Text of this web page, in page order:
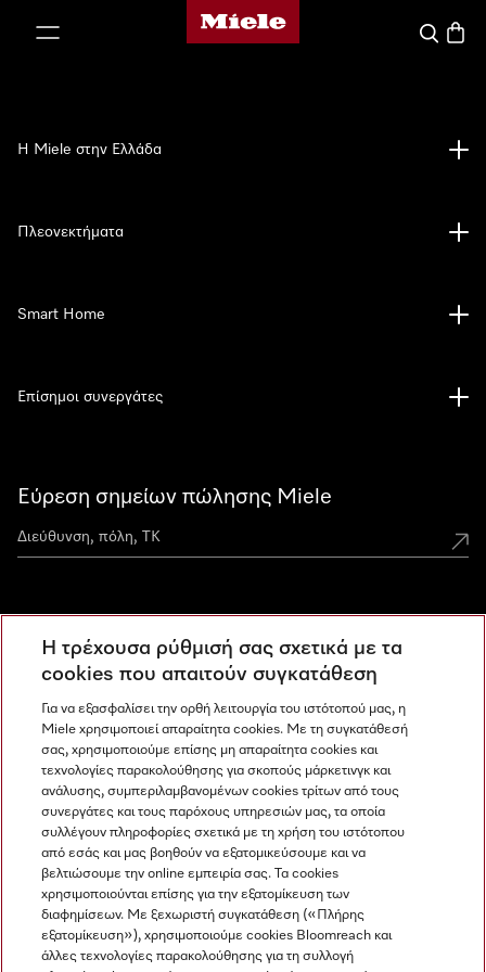
Αρχική σελίδα της Miele
Εύρεση σημείων πώλησης Miele
Ανακαλύψτε τα Miele Experience Center
Newsletter
Η Miele στην Ελλάδα
Πλεονεκτήματα
Smart Home
Επίσημοι συνεργάτες
Miele στο Instagram
Miele στο Facebook
Miele στο Youtube
Η τρέχουσα ρύθμισή σας σχετικά με τα
cookies που απαιτούν συγκατάθεση
Για να εξασφαλίσει την ορθή λειτουργία του ιστότοπού μας, η
Miele χρησιμοποιεί απαραίτητα cookies. Με τη συγκατάθεσή
σας, χρησιμοποιούμε επίσης μη απαραίτητα cookies και
τεχνολογίες παρακολούθησης για σκοπούς μάρκετινγκ και
ανάλυσης, συμπεριλαμβανομένων cookies τρίτων από τους
συνεργάτες και τους παρόχους υπηρεσιών μας, τα οποία
συλλέγουν πληροφορίες σχετικά με τη χρήση του ιστότοπου
από εσάς και μας βοηθούν να εξατομικεύσουμε και να
βελτιώσουμε την online εμπειρία σας. Τα cookies
χρησιμοποιούνται επίσης για την εξατομίκευση των
διαφημίσεων. Με ξεχωριστή συγκατάθεση («Πλήρης
εξατομίκευση»), χρησιμοποιούμε cookies Bloomreach και
άλλες τεχνολογίες παρακολούθησης για τη συλλογή